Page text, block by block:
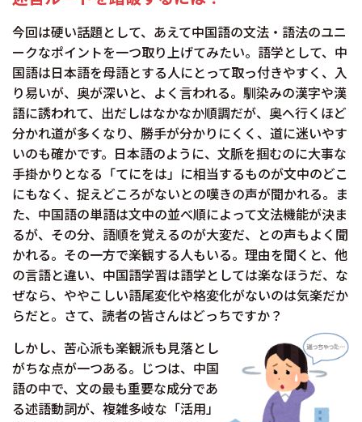
今回は硬い話題として、あえて中国語の文法・語法のユニ
ークなポイントを一つ取り上げてみたい。語学として、中
国語は日本語を母語とする人にとって取っ付きやすく、入
り易いが、奥が深いと、よく言われる。馴染みの漢字や漢
語に誘われて、出だしはなかなか順調だが、奥へ行くほど
分かれ道が多くなり、勝手が分かりにくく、道に迷いやす
いのも確かです。日本語のように、文脈を掴むのに大事な
手掛かりとなる「てにをは」に相当するものが文中のどこ
にもなく、捉えどころがないとの嘆きの声が聞かれる。ま
た、中国語の単語は文中の並べ順によって文法機能が決ま
るが、その分、語順を覚えるのが大変だ、との声もよく聞
かれる。その一方で楽観する人もいる。理由を聞くと、他
の言語と違い、中国語学習は語学としては楽なほうだ、な
ぜなら、ややこしい語尾変化や格変化がないのは気楽だか
らだと。さて、読者の皆さんはどっちですか？
しかし、苦心派も楽観派も見落とし
がちな点が一つある。じつは、中国
語の中で、文の最も重要な成分であ
る述語動詞が、複雑多岐な「活用」